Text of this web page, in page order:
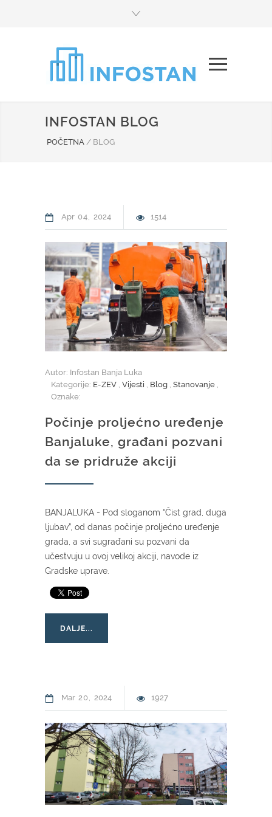
INFOSTAN BLOG
POČETNA / BLOG
Apr 04 2024 1514
Autor: Infostan Banja Luka
Kategorije: E-ZEV , Vijesti , Blog , Stanovanje ,
Oznake:
Počinje proljećno uređenje
Banjaluke, građani pozvani
da se pridruže akciji
BANJALUKA - Pod sloganom “Čist grad, duga
ljubav”, od danas počinje proljećno uređenje
grada, a svi sugrađani su pozvani da
učestvuju u ovoj velikoj akciji, navode iz
Gradske uprave.
DALJE...
Mar 20 2024 1927